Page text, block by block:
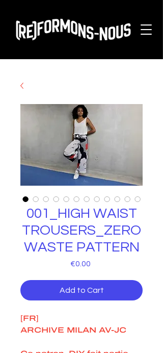
001_HIGH WAIST
TROUSERS_ZERO
WASTE PATTERN
€0.00Price
Add to Cart
[FR]
ARCHIVE MILAN AV-JC